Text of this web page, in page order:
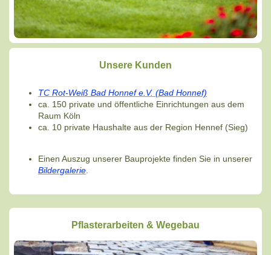
Unsere Kunden
TC Rot-Weiß Bad Honnef e.V. (Bad Honnef)
ca. 150 private und öffentliche Einrichtungen aus dem
Raum Köln
ca. 10 private Haushalte aus der Region Hennef (Sieg)
Einen Auszug unserer Bauprojekte finden Sie in unserer
Bildergalerie.
Pflasterarbeiten & Wegebau